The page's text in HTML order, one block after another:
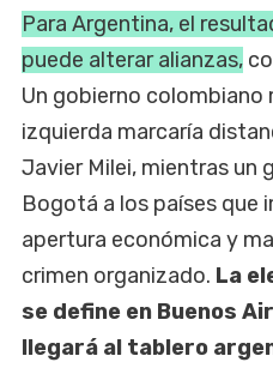
Para Argentina, el
puede alterar alianzas,
Un gobierno colombiano
izquierda marcaría
Javier Milei, mientras un
Bogotá a los países que
apertura económica y
crimen organizado. La
se define en Buenos
llegará al tablero